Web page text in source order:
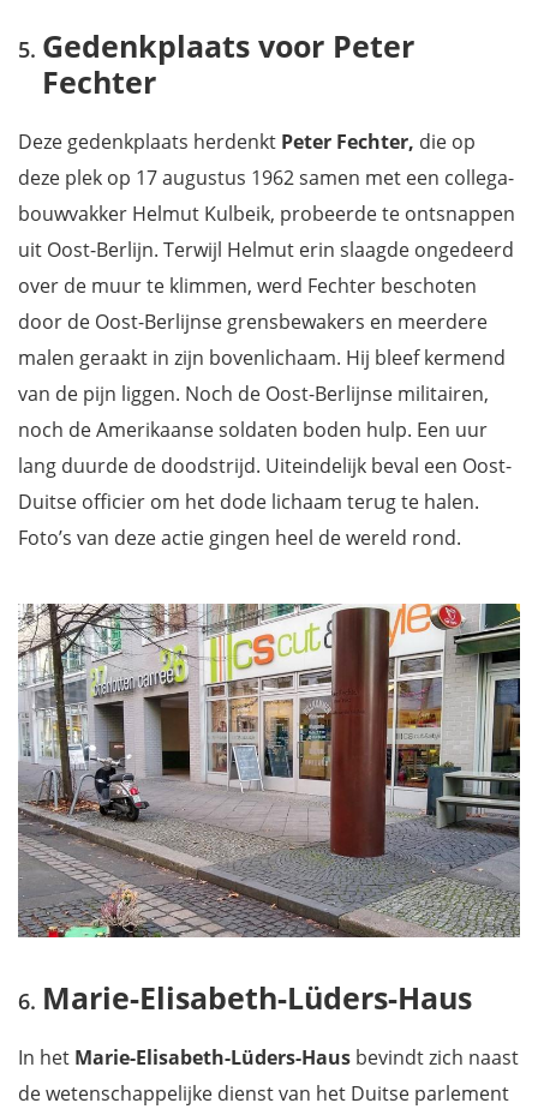
Gedenkplaats voor Peter
Fechter
Deze gedenkplaats herdenkt Peter Fechter, die op
deze plek op 17 augustus 1962 samen met een collega-
bouwvakker Helmut Kulbeik, probeerde te ontsnappen
uit Oost-Berlijn. Terwijl Helmut erin slaagde ongedeerd
over de muur te klimmen, werd Fechter beschoten
door de Oost-Berlijnse grensbewakers en meerdere
malen geraakt in zijn bovenlichaam. Hij bleef kermend
van de pijn liggen. Noch de Oost-Berlijnse militairen,
noch de Amerikaanse soldaten boden hulp. Een uur
lang duurde de doodstrijd. Uiteindelijk beval een Oost-
Duitse officier om het dode lichaam terug te halen.
Foto’s van deze actie gingen heel de wereld rond.
Marie-Elisabeth-Lüders-Haus
In het Marie-Elisabeth-Lüders-Haus bevindt zich naast
de wetenschappelijke dienst van het Duitse parlement